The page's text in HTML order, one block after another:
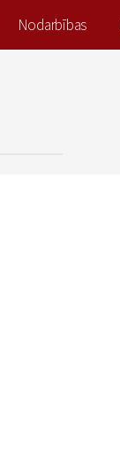
Nodarbības